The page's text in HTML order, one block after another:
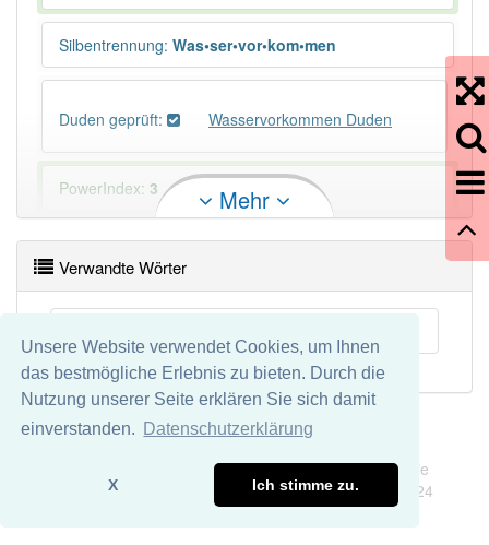
Unsere Website verwendet Cookies, um Ihnen
das bestmögliche Erlebnis zu bieten. Durch die
Nutzung unserer Seite erklären Sie sich damit
einverstanden.
Datenschutzerklärung
X Ich stimme zu.
Silbentrennung: Was•ser•vor•kom•men
Duden geprüft: Wasservorkommen Duden
PowerIndex: 3
Häufigkeit: 4 von 10
Wörter mit Endung-wasservorkommen: 1
Wörter mit Endung -wasservorkommen
aber mit
einem anderen Artikeldas: 0
90% unserer Spielapp-Nutzer haben den Artikel
Mehr
Verwandte Wörter
Wir übernehmen keine Garantie und keine Haftung für die
Richtigkeit und Vollständigkeit dieser Seite. DDDEasy 2024